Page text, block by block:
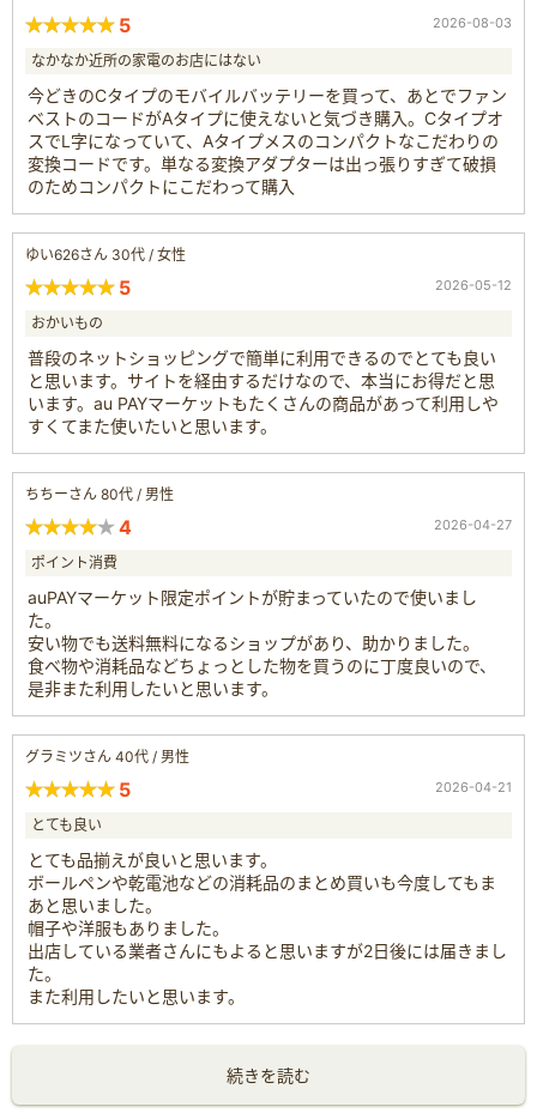
5 2026-08-03
なかなか近所の家電のお店にはない
今どきのCタイプのモバイルバッテリーを買って、あとでファン
ベストのコードがAタイプに使えないと気づき購入。Cタイプオ
スでL字になっていて、Aタイプメスのコンパクトなこだわりの
変換コードです。単なる変換アダプターは出っ張りすぎて破損
のためコンパクトにこだわって購入
ゆい626さん 30代 / 女性
5 2026-05-12
おかいもの
普段のネットショッピングで簡単に利用できるのでとても良い
と思います。サイトを経由するだけなので、本当にお得だと思
います。au PAYマーケットもたくさんの商品があって利用しや
すくてまた使いたいと思います。
ちちーさん 80代 / 男性
4 2026-04-27
ポイント消費
auPAYマーケット限定ポイントが貯まっていたので使いまし
た。
安い物でも送料無料になるショップがあり、助かりました。
食べ物や消耗品などちょっとした物を買うのに丁度良いので、
是非また利用したいと思います。
グラミツさん 40代 / 男性
5 2026-04-21
とても良い
とても品揃えが良いと思います。
ボールペンや乾電池などの消耗品のまとめ買いも今度してもま
あと思いました。
帽子や洋服もありました。
出店している業者さんにもよると思いますが2日後には届きまし
た。
また利用したいと思います。
続きを読む